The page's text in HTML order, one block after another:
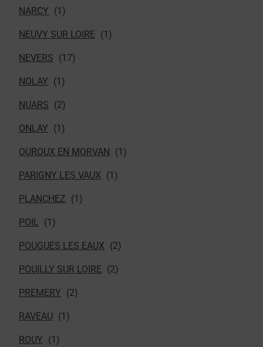
NARCY
NEUVY SUR LOIRE
NEVERS
NOLAY
NUARS
ONLAY
OUROUX EN MORVAN
PARIGNY LES VAUX
PLANCHEZ
POIL
POUGUES LES EAUX
POUILLY SUR LOIRE
PREMERY
RAVEAU
ROUY